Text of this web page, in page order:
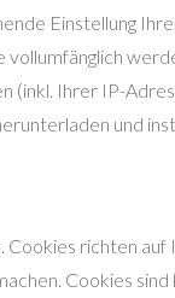
Einstellung
Ihrer IP-
und
richten
Cookies